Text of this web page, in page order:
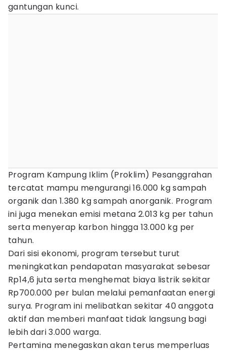
gantungan kunci.
Program Kampung Iklim (Proklim) Pesanggrahan
tercatat mampu mengurangi 16.000 kg sampah
organik dan 1.380 kg sampah anorganik. Program
ini juga menekan emisi metana 2.013 kg per tahun
serta menyerap karbon hingga 13.000 kg per
tahun.
Dari sisi ekonomi, program tersebut turut
meningkatkan pendapatan masyarakat sebesar
Rp14,6 juta serta menghemat biaya listrik sekitar
Rp700.000 per bulan melalui pemanfaatan energi
surya. Program ini melibatkan sekitar 40 anggota
aktif dan memberi manfaat tidak langsung bagi
lebih dari 3.000 warga.
Pertamina menegaskan akan terus memperluas